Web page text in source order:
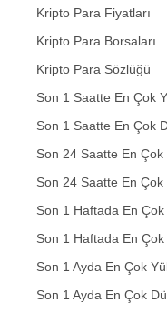
Kripto Para Fiyatları
Kripto Para Borsaları
Kripto Para Sözlüğü
Son 1 Saatte En Çok
Son 1 Saatte En Çok
Son 24 Saatte En
Son 24 Saatte En
Son 1 Haftada En
Son 1 Haftada En
Son 1 Ayda En Çok
Son 1 Ayda En Çok